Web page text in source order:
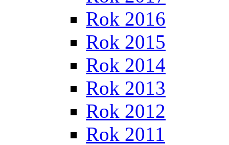
Rok 2016
Rok 2015
Rok 2014
Rok 2013
Rok 2012
Rok 2011